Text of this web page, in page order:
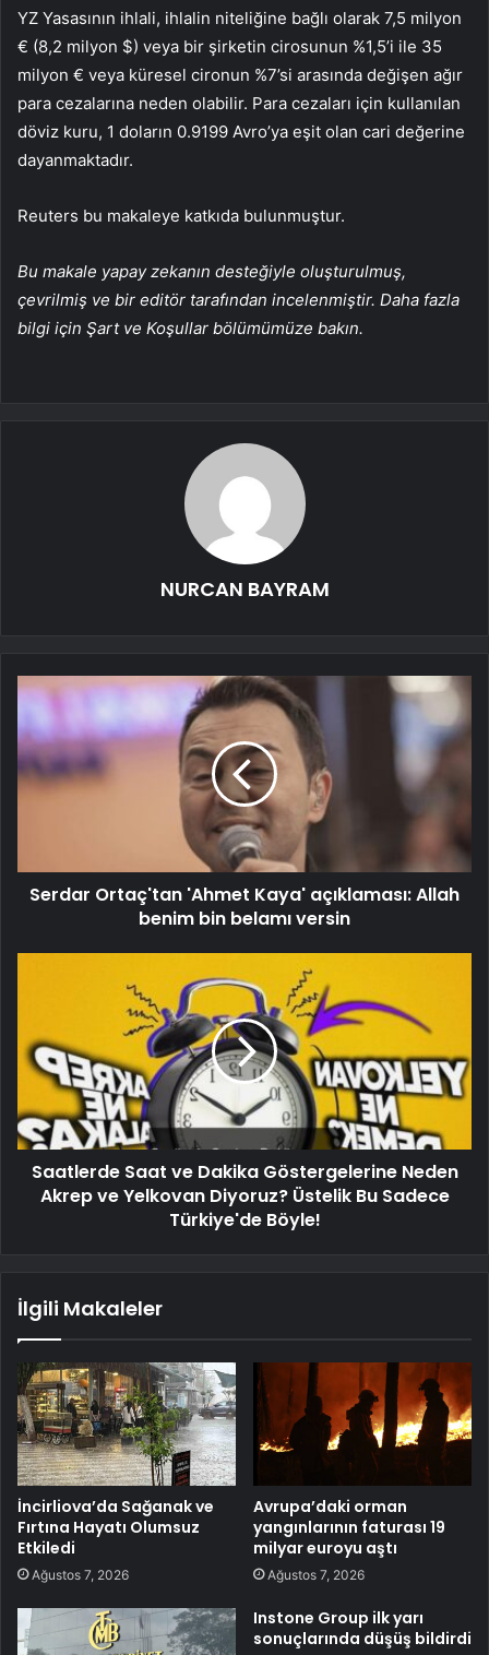
YZ Yasasının ihlali, ihlalin niteliğine bağlı olarak 7,5 milyon
€ (8,2 milyon $) veya bir şirketin cirosunun %1,5’i ile 35
milyon € veya küresel cironun %7’si arasında değişen ağır
para cezalarına neden olabilir. Para cezaları için kullanılan
döviz kuru, 1 doların 0.9199 Avro’ya eşit olan cari değerine
dayanmaktadır.
Reuters bu makaleye katkıda bulunmuştur.
Bu makale yapay zekanın desteğiyle oluşturulmuş,
çevrilmiş ve bir editör tarafından incelenmiştir. Daha fazla
bilgi için Şart ve Koşullar bölümümüze bakın.
NURCAN BAYRAM
Serdar Ortaç'tan 'Ahmet Kaya' açıklaması: Allah
benim bin belamı versin
Saatlerde Saat ve Dakika Göstergelerine Neden
Akrep ve Yelkovan Diyoruz? Üstelik Bu Sadece
Türkiye'de Böyle!
İlgili Makaleler
İncirliova’da Sağanak ve
Fırtına Hayatı Olumsuz
Etkiledi
Ağustos 7, 2026
Avrupa’daki orman
yangınlarının faturası 19
milyar euroyu aştı
Ağustos 7, 2026
Instone Group ilk yarı
sonuçlarında düşüş bildirdi